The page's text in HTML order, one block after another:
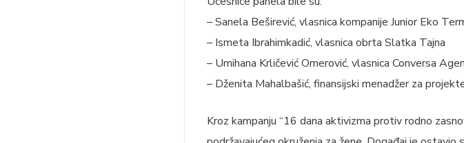
– Sanela Beširević, vlasnica kompanije Junior Eko
– Ismeta Ibrahimkadić, vlasnica obrta Slatka Tajna
– Umihana Krličević Omerović, vlasnica Conversa
– Dženita Mahalbašić, finansijski menadžer za
Kroz kampanju “16 dana aktivizma protiv rodno